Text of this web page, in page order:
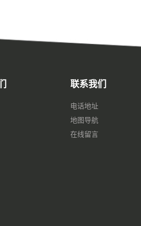
联系我们
电话地址
地图导航
在线留言